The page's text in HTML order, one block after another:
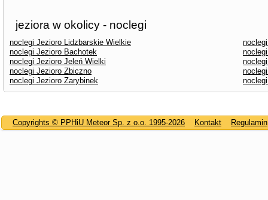
jeziora w okolicy - noclegi
noclegi Jezioro Lidzbarskie Wielkie
noclegi Jezioro Bachotek
noclegi Jezioro Jeleń Wielki
noclegi Jezioro Zbiczno
noclegi Jezioro Zarybinek
Copyrights © PPHiU Meteor Sp. z o.o. 1995-2026 Kontakt Regulamin